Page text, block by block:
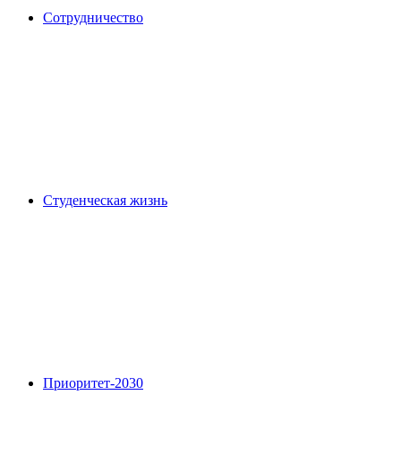
Сотрудничество
Студенческая жизнь
Приоритет-2030